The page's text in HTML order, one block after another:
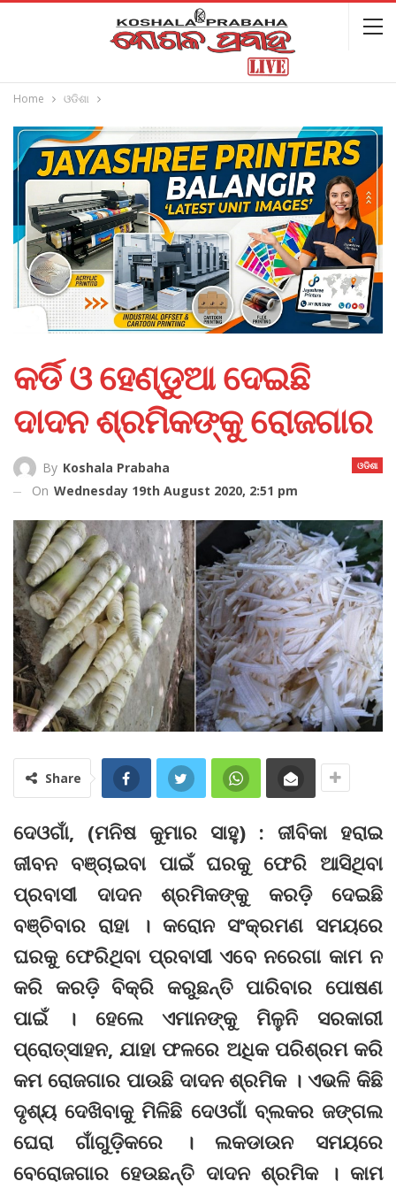
Home ଓଡିଶା
କର୍ଡି ଓ ହେଣ୍ଡୁଆ ଦେଇଛି
ଦାଦନ ଶ୍ରମିକଙ୍କୁ ରୋଜଗାର
ଓଡିଶା
By Koshala Prabaha
On Wednesday 19th August 2020, 2:51 pm
Share
ଦେଓଗାଁ, (ମନିଷ କୁମାର ସାହୁ) : ଜୀବିକା ହରାଇ
ଜୀବନ ବଞ୍ଚାଇବା ପାଇଁ ଘରକୁ ଫେରି ଆସିଥିବା
ପ୍ରବାସୀ ଦାଦନ ଶ୍ରମିକଙ୍କୁ କରଡ଼ି ଦେଇଛି
ବଞ୍ଚିବାର ରାହା । କରୋନ ସଂକ୍ରମଣ ସମୟରେ
ଘରକୁ ଫେରିଥିବା ପ୍ରବାସୀ ଏବେ ନରେଗା କାମ ନ
କରି କରଡ଼ି ବିକ୍ରି କରୁଛନ୍ତି ପାରିବାର ପୋଷଣ
ପାଇଁ । ହେଲେ ଏମାନଙ୍କୁ ମିଳୁନି ସରକାରୀ
ପ୍ରୋତ୍ସାହନ, ଯାହା ଫଳରେ ଅଧିକ ପରିଶ୍ରମ କରି
କମ ରୋଜଗାର ପାଉଛି ଦାଦନ ଶ୍ରମିକ । ଏଭଳି କିଛି
ଦୃଶ୍ୟ ଦେଖିବାକୁ ମିଳିଛି ଦେଓଗାଁ ବ୍ଲକର ଜଙ୍ଗଲ
ଘେରା ଗାଁଗୁଡ଼ିକରେ । ଲକଡାଉନ ସମୟରେ
ବେରୋଜଗାର ହେଉଛନ୍ତି ଦାଦନ ଶ୍ରମିକ । କାମ